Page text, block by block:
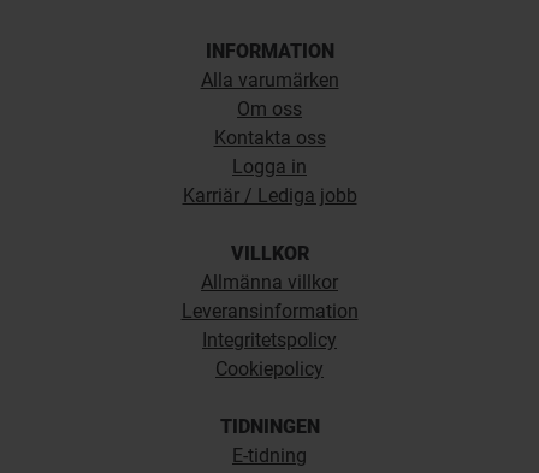
INFORMATION
Alla varumärken
Om oss
Kontakta oss
Logga in
Karriär / Lediga jobb
VILLKOR
Allmänna villkor
Leveransinformation
Integritetspolicy
Cookiepolicy
TIDNINGEN
E-tidning